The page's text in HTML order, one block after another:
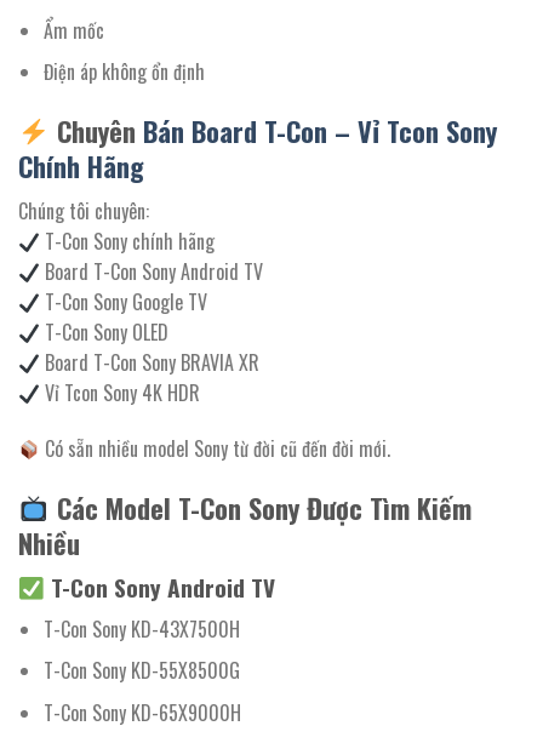
Ẩm mốc
Điện áp không ổn định
Chuyên Bán Board T-Con – Vỉ Tcon Sony
Chính Hãng
Chúng tôi chuyên:
T-Con Sony chính hãng
Board T-Con Sony Android TV
T-Con Sony Google TV
T-Con Sony OLED
Board T-Con Sony BRAVIA XR
Vỉ Tcon Sony 4K HDR
Có sẵn nhiều model Sony từ đời cũ đến đời mới.
Các Model T-Con Sony Được Tìm Kiếm
Nhiều
T-Con Sony Android TV
T-Con Sony KD-43X7500H
T-Con Sony KD-55X8500G
T-Con Sony KD-65X9000H